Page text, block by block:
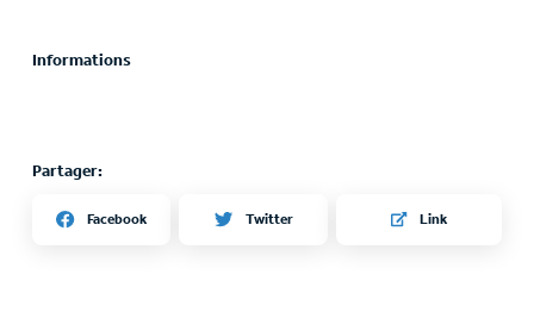
Informations
Partager:
Facebook Twitter Link